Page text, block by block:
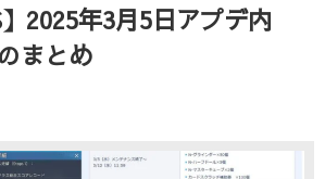
】2025年3月5日アプデ内
まとめ